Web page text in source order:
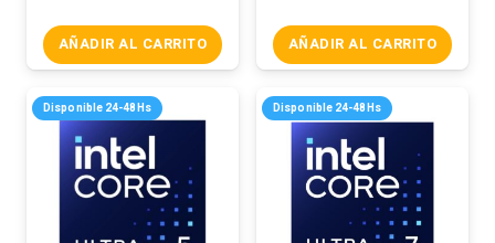
AÑADIR AL CARRITO AÑADIR AL CARRITO
Disponible 24-48Hs Disponible 24-48Hs